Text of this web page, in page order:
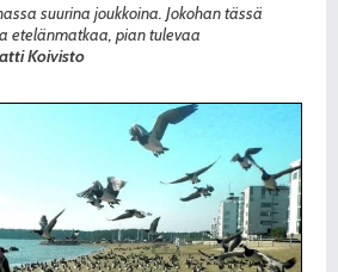
suurina joukkoina. Jokohan tässä
etelänmatkaa, pian tulevaa
Koivisto